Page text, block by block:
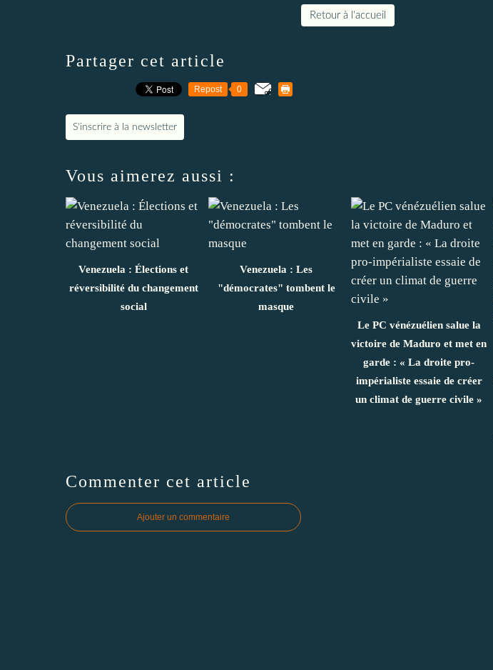
Retour à l'accueil
Partager cet article
Repost 0
S'inscrire à la newsletter
Vous aimerez aussi :
Venezuela : Élections et
réversibilité du changement
social
Venezuela : Les
"démocrates" tombent le
masque
Le PC vénézuélien salue la
victoire de Maduro et met en
garde : « La droite pro-
impérialiste essaie de créer
un climat de guerre civile »
Commenter cet article
Ajouter un commentaire